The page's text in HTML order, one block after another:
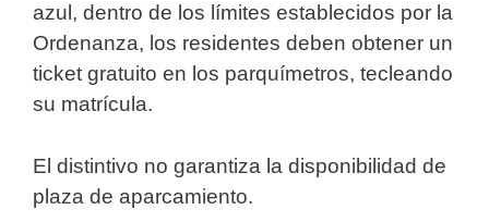
azul, dentro de los límites establecidos por la
Ordenanza, los residentes deben obtener un
ticket gratuito en los parquímetros, tecleando
su matrícula.
El distintivo no garantiza la disponibilidad de
plaza de aparcamiento.